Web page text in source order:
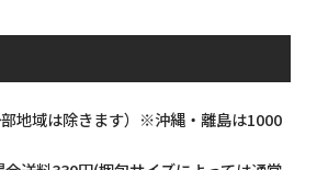
地域は除きます）※沖縄・離島は1000